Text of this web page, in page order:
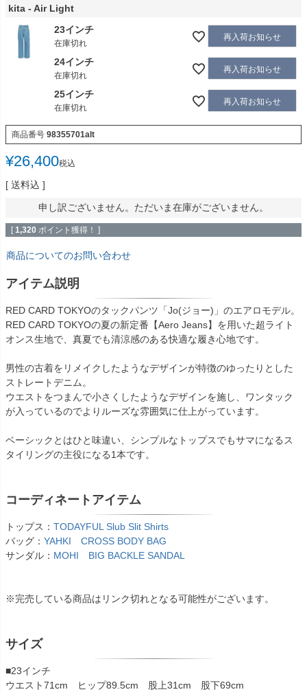
kita - Air Light
23インチ
在庫切れ
再入荷お知らせ
24インチ
在庫切れ
再入荷お知らせ
25インチ
在庫切れ
再入荷お知らせ
商品番号 98355701alt
¥26,400税込
送料込
申し訳ございません。ただいま在庫がございません。
[ 1,320 ポイント獲得！ ]
商品についてのお問い合わせ
アイテム説明
RED CARD TOKYOのタックパンツ「Jo(ジョー)」のエアロモデル。
RED CARD TOKYOの夏の新定番【Aero Jeans】を用いた超ライト
オンス生地で、真夏でも清涼感のある快適な履き心地です。
男性の古着をリメイクしたようなデザインが特徴のゆったりとした
ストレートデニム。
ウエストをつまんで小さくしたようなデザインを施し、ワンタック
が入っているのでよりルーズな雰囲気に仕上がっています。
ベーシックとはひと味違い、シンプルなトップスでもサマになるス
タイリングの主役になる1本です。
コーディネートアイテム
トップス： TODAYFUL Slub Slit Shirts
バッグ： YAHKI CROSS BODY BAG
サンダル： MOHI BIG BACKLE SANDAL
※完売している商品はリンク切れとなる可能性がございます。
サイズ
■23インチ
ウエスト71cm ヒップ89.5cm 股上31cm 股下69cm